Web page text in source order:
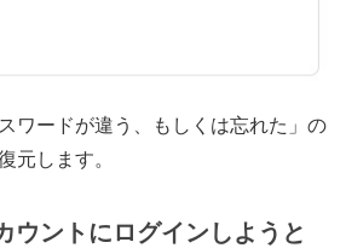
ワードが違う、もしくは忘れた」の
元します。
ウントにログインしようと